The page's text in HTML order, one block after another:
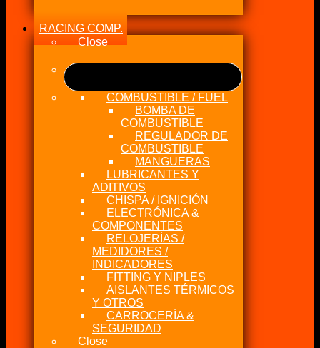
RACING COMP.
Close
COMBUSTIBLE / FUEL
BOMBA DE
COMBUSTIBLE
REGULADOR DE
COMBUSTIBLE
MANGUERAS
LUBRICANTES Y
ADITIVOS
CHISPA / IGNICIÓN
ELECTRÓNICA &
COMPONENTES
RELOJERÍAS /
MEDIDORES /
INDICADORES
FITTING Y NIPLES
AISLANTES TÉRMICOS
Y OTROS
CARROCERÍA &
SEGURIDAD
Close